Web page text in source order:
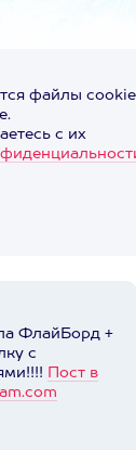
файлы cookie
с их
ФлайБорд +
с
Пост в